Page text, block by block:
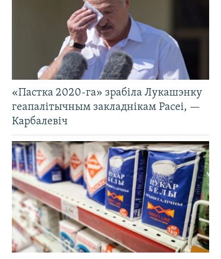
«Пастка 2020-га» зрабіла Лукашэнку
геапалітычным закладнікам Расеі, —
Карбалевіч